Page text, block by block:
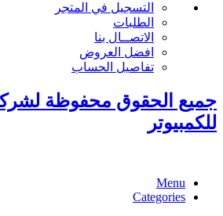
التسجيل في المتجر
الطلبات
الاتصــال بنا
افضل العروض
تفاصيل الحساب
جميع الحقوق محفوظة
للكمبيوتر
Menu
Categories